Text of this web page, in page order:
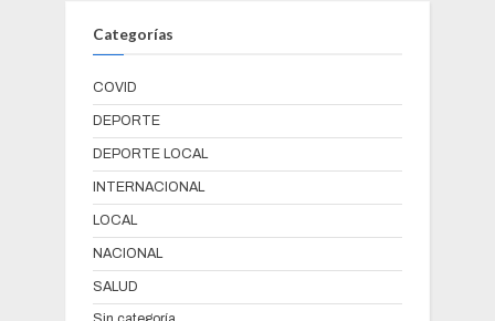
Categorías
COVID
DEPORTE
DEPORTE LOCAL
INTERNACIONAL
LOCAL
NACIONAL
SALUD